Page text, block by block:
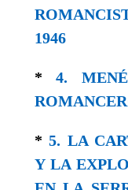
1946
*4.
*5. LA
Y LA